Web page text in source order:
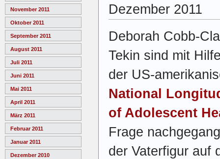
November 2011
Oktober 2011
September 2011
August 2011
Juli 2011
Juni 2011
Mai 2011
April 2011
März 2011
Februar 2011
Januar 2011
Dezember 2010
Dezember 2011
Deborah Cobb-
Tekin sind mit
der US-
National
of Adolescent
Frage
der Vaterfigur auf